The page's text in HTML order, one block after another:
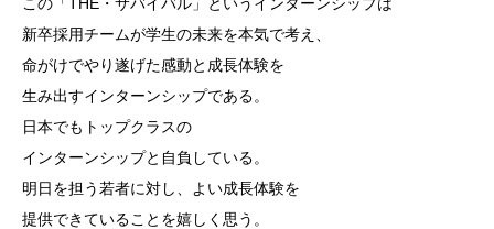
新卒採用チームが学生の未来を本気で考え、
命がけでやり遂げた感動と成長体験を
生み出すインターンシップである。
日本でもトップクラスの
インターンシップと自負している。
明日を担う若者に対し、よい成長体験を
提供できていることを嬉しく思う。